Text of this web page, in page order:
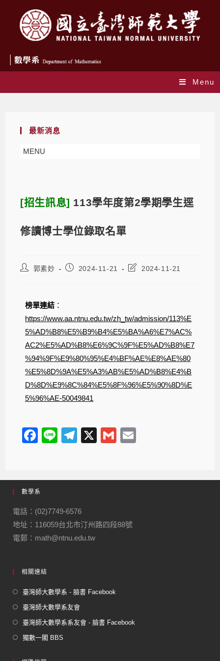
Menu
最新消息
MENU
[招生訊息] 113學年度第2學期學生逕
修讀博士學位錄取名單
郭素妙 2024-11-21 2024-11-21
榜單連結 ：
https://www.aa.ntnu.edu.tw/zh_tw/admission/113%E
5%AD%B8%E5%B9%B4%E5%BA%A6%E7%AC%
AC2%E5%AD%B8%E6%9C%9F%E5%AD%B8%E7
%94%9F%E9%80%95%E4%BF%AE%E8%AE%80
%E5%8D%9A%E5%A3%AB%E5%AD%B8%E4%B
D%8D%E9%8C%84%E5%8F%96%E5%90%8D%E
5%96%AE-50049841
F
e
b
o
o
k
Li
T
gr
m
X
G
數學系
電話：(02)7749-6576
地址：116059台北市汀州路四段88號
電郵：math@ntnu.edu.tw
相關連結
臺灣師大數學系 - 臉書 Facebook
臺灣師大數學系友會
臺灣師大數學系系友會 - 臉書 Facebook
獨數一閣 BBS